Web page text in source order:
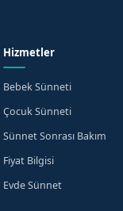
Hizmetler
Bebek Sünneti
Çocuk Sünneti
Sünnet Sonrası Bakım
Fiyat Bilgisi
Evde Sünnet